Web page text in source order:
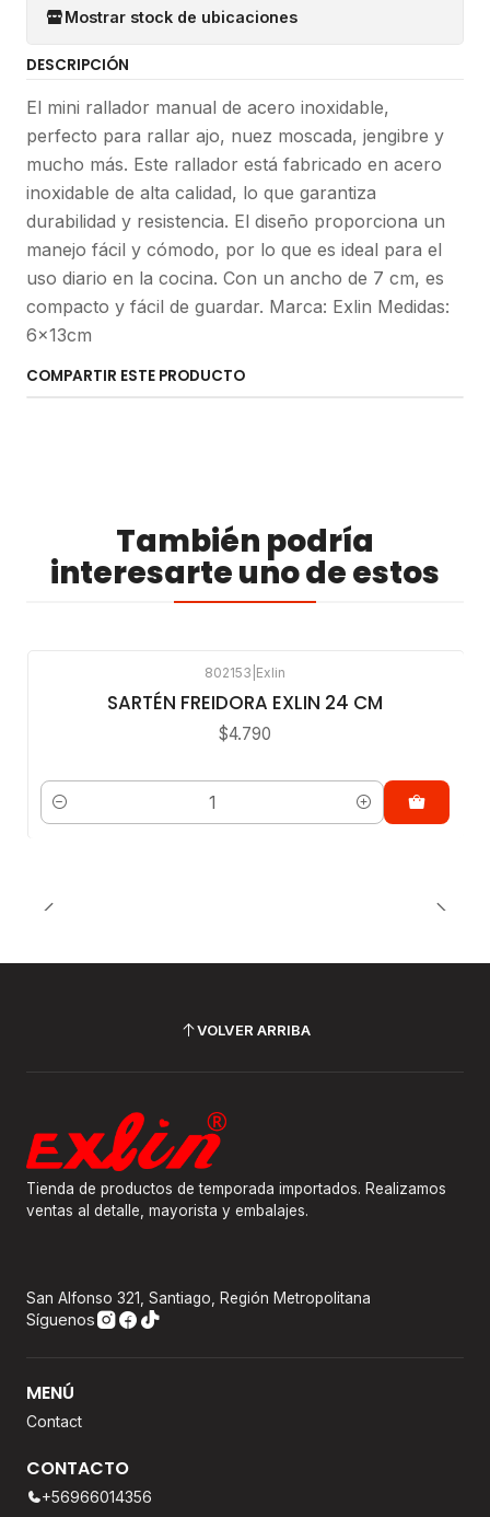
Mostrar stock de ubicaciones
DESCRIPCIÓN
El mini rallador manual de acero inoxidable,
perfecto para rallar ajo, nuez moscada, jengibre y
mucho más. Este rallador está fabricado en acero
inoxidable de alta calidad, lo que garantiza
durabilidad y resistencia. El diseño proporciona un
manejo fácil y cómodo, por lo que es ideal para el
uso diario en la cocina. Con un ancho de 7 cm, es
compacto y fácil de guardar. Marca: Exlin Medidas:
6x13cm
COMPARTIR ESTE PRODUCTO
También podría
interesarte uno de estos
802153 Exlin
SARTÉN FREIDORA EXLIN 24 CM
$4.790
Cantidad
VOLVER ARRIBA
Tienda de productos de temporada importados. Realizamos
ventas al detalle, mayorista y embalajes.
San Alfonso 321, Santiago, Región Metropolitana
Síguenos
MENÚ
Contact
CONTACTO
+56966014356